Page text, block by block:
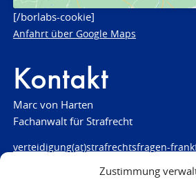
Zustimmung
[/borlabs-cookie]
Anfahrt über Google Maps
Kontakt
Marc von Harten
Fachanwalt für Strafrecht
verteidigung(at)strafrechtsfragen-
www.strafrechtsfragen-frankfurt.de